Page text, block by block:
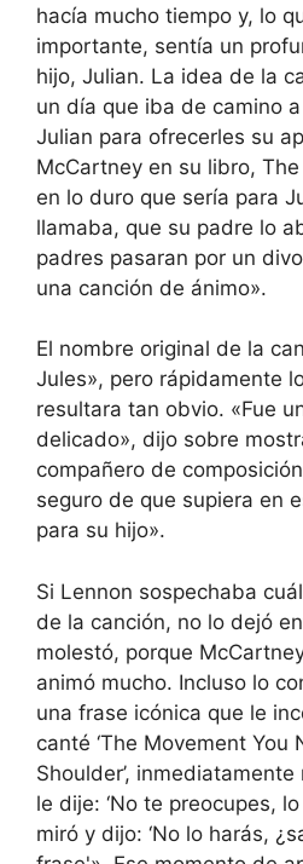
hacía mucho tiempo y, lo
importante, sentía un
hijo, Julian. La idea de la
un día que iba de camino
Julian para ofrecerles su
McCartney en su libro,
en lo duro que sería para
llamaba, que su padre lo
padres pasaran por un
una canción de ánimo».
El nombre original de la
Jules», pero rápidamente
resultara tan obvio. «Fue
delicado», dijo sobre
compañero de
seguro de que supiera en
para su hijo».
Si Lennon sospechaba
de la canción, no lo dejó
molestó, porque
animó mucho. Incluso lo
una frase icónica que le
canté ‘The Movement You
Shoulder’,
le dije: ‘No te preocupes, lo
miró y dijo: ‘No lo harás,